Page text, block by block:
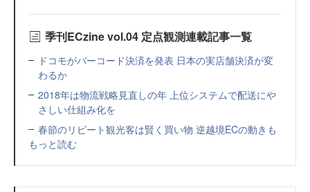
季刊ECzine vol.04 定点観測連載記事一覧
ドコモがバーコード決済を発表 日本の実店舗決済が変
わるか
2018年は物流戦略見直しの年 上位システムで配送にや
さしい仕組み化を
春節のリピート観光客は賢く買い物 逆越境ECの動きも
もっと読む